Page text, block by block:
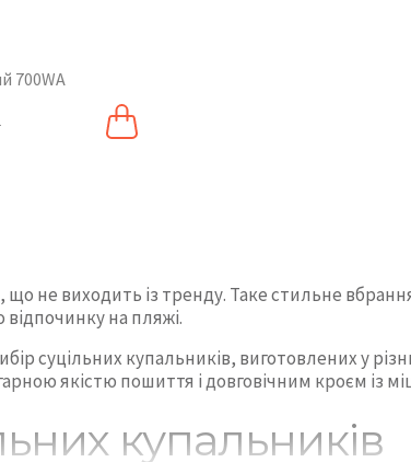
700WA
не виходить із тренду. Таке стильне
на пляжі.
суцільних купальників, виготовлених у
якістю пошиття і довговічним кроєм із
купальників